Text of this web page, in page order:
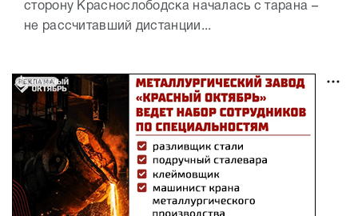
сторону Краснослободска началась с тарана –
не рассчитавший дистанции...
РЕКЛАМА